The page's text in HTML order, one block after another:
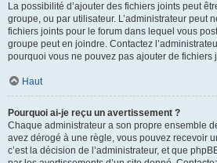
La possibilité d’ajouter des fichiers joints peut
groupe, ou par utilisateur. L’administrateur peut
fichiers joints pour le forum dans lequel vous
groupe peut en joindre. Contactez
pourquoi vous ne pouvez pas ajouter de fichiers
Haut
Pourquoi ai-je reçu un avertissement ?
Chaque administrateur a son propre ensemble
avez dérogé à une règle, vous pouvez recevoir
c’est la décision de l’administrateur, et que